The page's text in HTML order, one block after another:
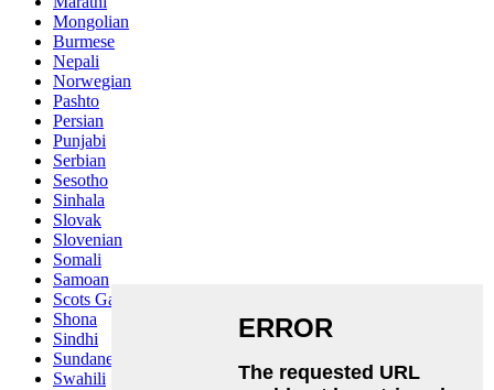
Mongolian
Burmese
Nepali
Norwegian
Pashto
Persian
Punjabi
Serbian
Sesotho
Sinhala
Slovak
Slovenian
Somali
Samoan
Scots Gaelic
Shona
Sindhi
Sundanese
Swahili